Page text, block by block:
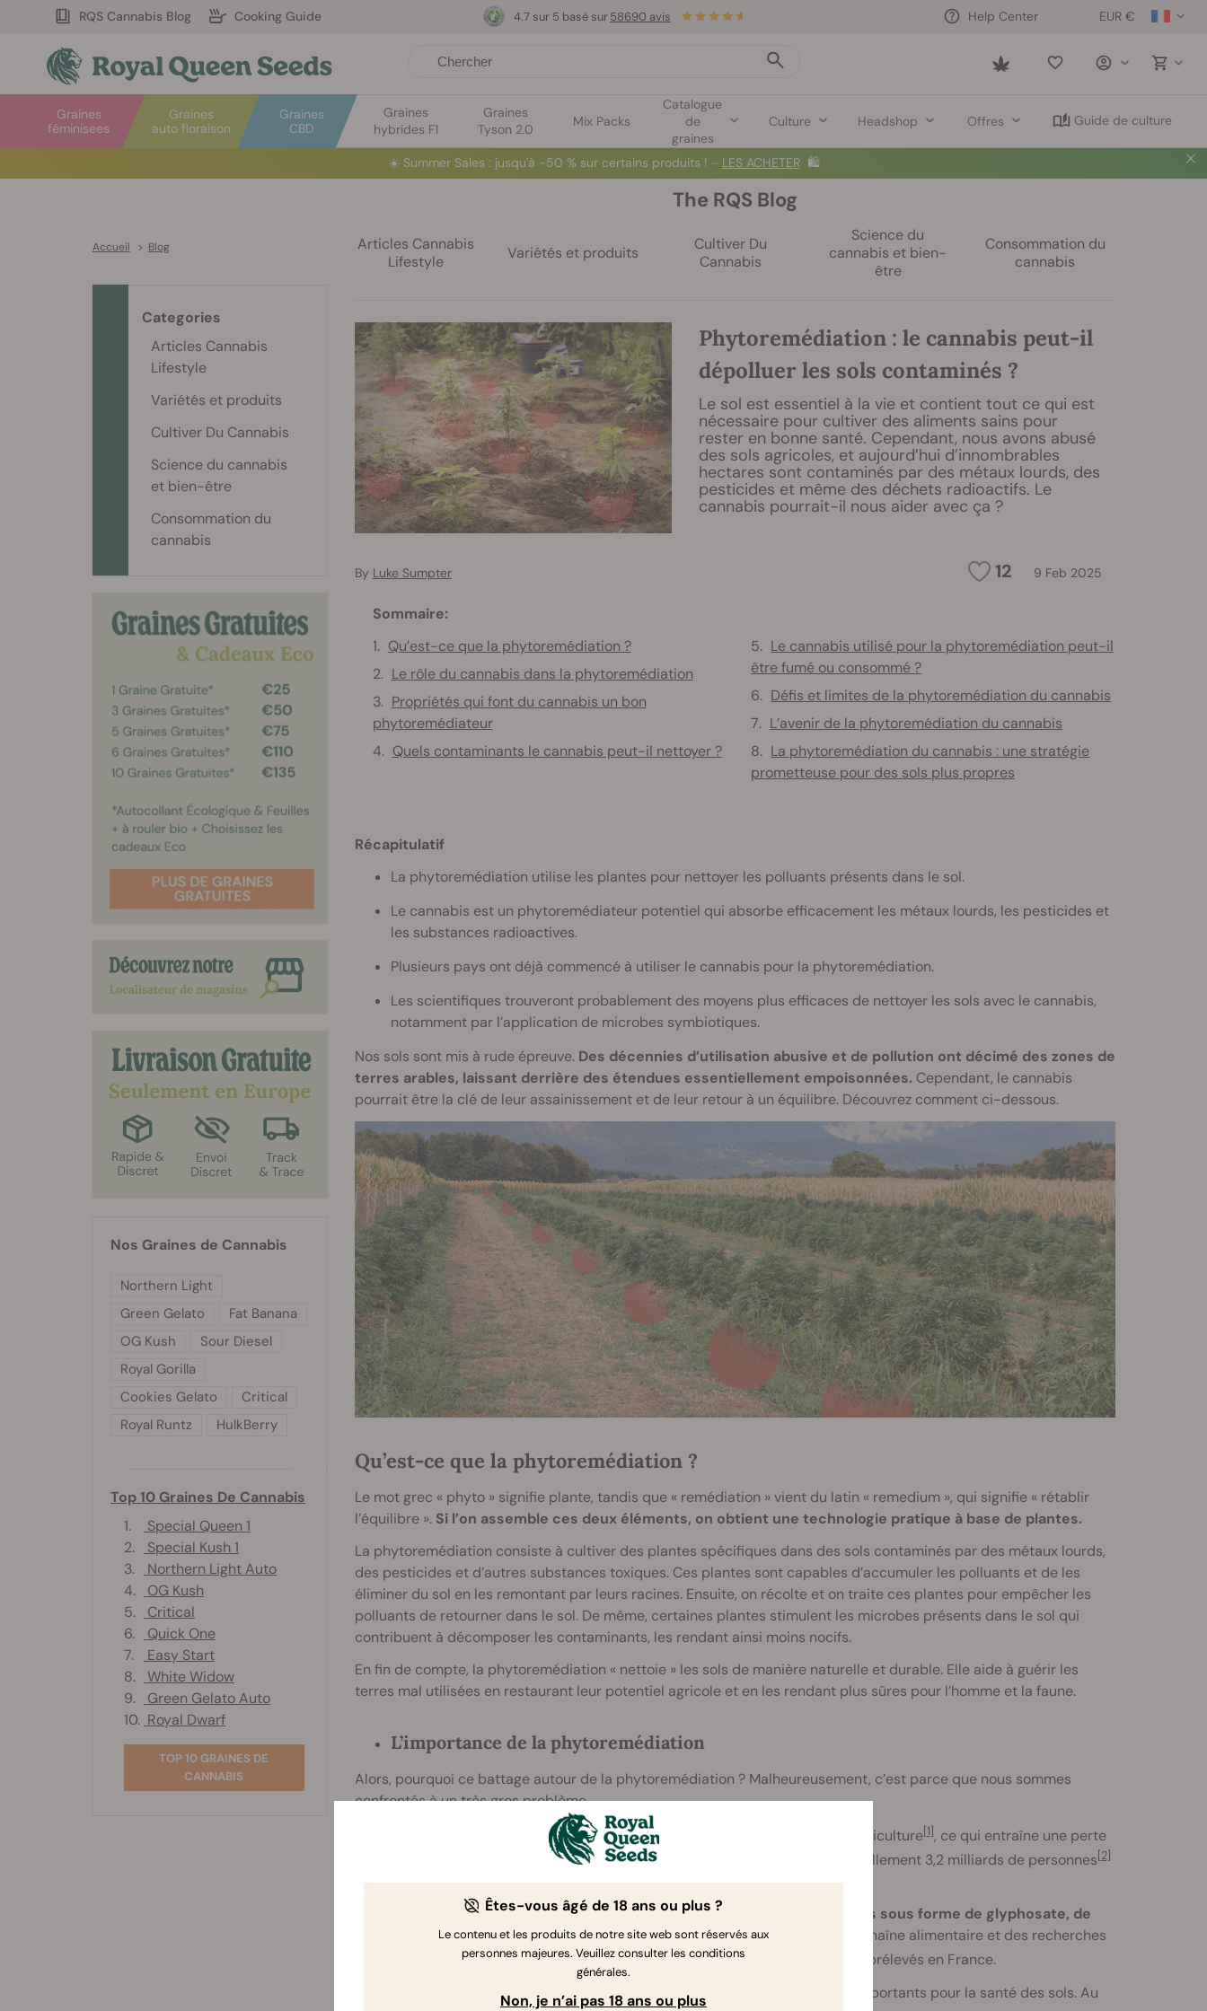
RQS Cannabis Blog Cooking Guide EUR €
Help Center
Saved
Graines
auto floraison
Graines
féminisees
Graines
CBD
Graines
hybrides F1
Graines
Tyson 2.0
Mix Packs
Catalogue
de
graines
Culture Headshop Offres Guide de culture
4.7 sur 5 basé sur58690 avis
☀️ Summer Sales : jusqu'à -50 % sur certains produits ! ⏤ LES ACHETER 🛍️
Accueil > Blog
The RQS Blog
Articles Cannabis
Lifestyle
Variétés et produits
Cultiver Du
Cannabis
Science du
cannabis et bien-
être
Consommation du
cannabis
Phytoremédiation : le cannabis peut-il
dépolluer les sols contaminés ?
Le sol est essentiel à la vie et contient tout ce qui est
nécessaire pour cultiver des aliments sains pour
rester en bonne santé. Cependant, nous avons abusé
des sols agricoles, et aujourd’hui d’innombrables
hectares sont contaminés par des métaux lourds, des
pesticides et même des déchets radioactifs. Le
cannabis pourrait-il nous aider avec ça ?
12 9 Feb 2025
By Luke Sumpter
Sommaire:
Qu’est-ce que la phytoremédiation ?
Le rôle du cannabis dans la phytoremédiation
Propriétés qui font du cannabis un bon
phytoremédiateur
Quels contaminants le cannabis peut-il nettoyer ?
Le cannabis utilisé pour la phytoremédiation peut-il
être fumé ou consommé ?
Défis et limites de la phytoremédiation du cannabis
L’avenir de la phytoremédiation du cannabis
La phytoremédiation du cannabis : une stratégie
prometteuse pour des sols plus propres
Récapitulatif
La phytoremédiation utilise les plantes pour nettoyer les polluants présents dans le sol.
Le cannabis est un phytoremédiateur potentiel qui absorbe efficacement les métaux lourds, les pesticides et
les substances radioactives.
Plusieurs pays ont déjà commencé à utiliser le cannabis pour la phytoremédiation.
Les scientifiques trouveront probablement des moyens plus efficaces de nettoyer les sols avec le cannabis,
notamment par l’application de microbes symbiotiques.
Nos sols sont mis à rude épreuve. Des décennies d’utilisation abusive et de pollution ont décimé des zones de
terres arables, laissant derrière des étendues essentiellement empoisonnées. Cependant, le cannabis
pourrait être la clé de leur assainissement et de leur retour à un équilibre. Découvrez comment ci-dessous.
Qu’est-ce que la phytoremédiation ?
Le mot grec « phyto » signifie plante, tandis que « remédiation » vient du latin « remedium », qui signifie « rétablir
l’équilibre ». Si l’on assemble ces deux éléments, on obtient une technologie pratique à base de plantes.
La phytoremédiation consiste à cultiver des plantes spécifiques dans des sols contaminés par des métaux lourds,
des pesticides et d’autres substances toxiques. Ces plantes sont capables d’accumuler les polluants et de les
éliminer du sol en les remontant par leurs racines. Ensuite, on récolte et on traite ces plantes pour empêcher les
polluants de retourner dans le sol. De même, certaines plantes stimulent les microbes présents dans le sol qui
contribuent à décomposer les contaminants, les rendant ainsi moins nocifs.
En fin de compte, la phytoremédiation « nettoie » les sols de manière naturelle et durable. Elle aide à guérir les
terres mal utilisées en restaurant leur potentiel agricole et en les rendant plus sûres pour l’homme et la faune.
L’importance de la phytoremédiation
Alors, pourquoi ce battage autour de la phytoremédiation ? Malheureusement, c’est parce que nous sommes
confrontés à un très gros problème.
Des rapports montrent que la contamination des sols affecte la qualité de l’agriculture[1], ce qui entraîne une perte
de rendement de 15–20 %. La dégradation des terres et des sols affecte actuellement 3,2 milliards de personnes[2]
(40 % de la population mondiale).
En Europe, 80 % des sols agricoles contiennent des résidus de pesticides sous forme de glyphosate, de
DDT et d’autres produits chimiques.Ces produits chimiques remontent la chaîne alimentaire et des recherches
ont permis de détecter du glyphosate dans 99,8 %[3]des échantillons d’urine prélevés en France.
Les métaux lourds et les microplastiques posent également des problèmes importants pour la santé des sols. Au
Categories
Articles Cannabis
Lifestyle
Variétés et produits
Cultiver Du Cannabis
Science du cannabis
et bien-être
Consommation du
cannabis
Nos Graines de Cannabis
Northern Light
Green Gelato
Fat Banana
OG Kush
Sour Diesel
Royal Gorilla
Cookies Gelato
Critical
Royal Runtz
HulkBerry
Top 10 Graines De Cannabis
1.
Special Queen 1
2.
Special Kush 1
3.
Northern Light Auto
4.
OG Kush
5.
Critical
6.
Quick One
7.
Easy Start
8.
White Widow
9.
Green Gelato Auto
10. Royal Dwarf
TOP 10 GRAINES DE
CANNABIS
Êtes-vous âgé de 18 ans ou plus ?
Le contenu et les produits de notre site web sont réservés aux
personnes majeures. Veuillez consulter les conditions
générales.
Non, je n’ai pas 18 ans ou plus